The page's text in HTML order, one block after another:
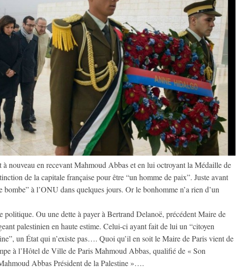
nouveau en recevant Mahmoud Abbas et en lui octroyant la Médaille de
de la capitale française pour être “un homme de paix”. Juste avant
bombe” à l’ONU dans quelques jours. Or le bonhomme n’a rien d’un
politique. Ou une dette à payer à Bertrand Delanoë, précédent Maire de
palestinien en haute estime. Celui-ci ayant fait de lui un “citoyen
un État qui n’existe pas…. Quoi qu’il en soit le Maire de Paris vient de
à l’Hôtel de Ville de Paris Mahmoud Abbas, qualifié de « Son
Abbas Président de la Palestine »….